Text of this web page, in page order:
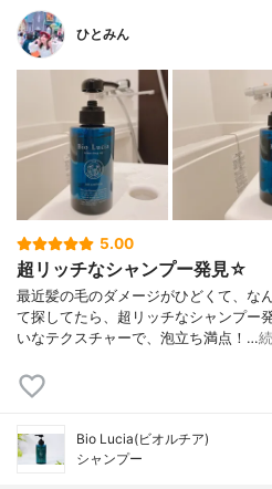
ひとみん
5.00
超リッチなシャンプー発見☆
最近髪の毛のダメージがひどくて、な
て探してたら、超リッチなシャンプー
いなテクスチャーで、泡立ち満点！…
Bio Lucia(ビオルチア)
シャンプー